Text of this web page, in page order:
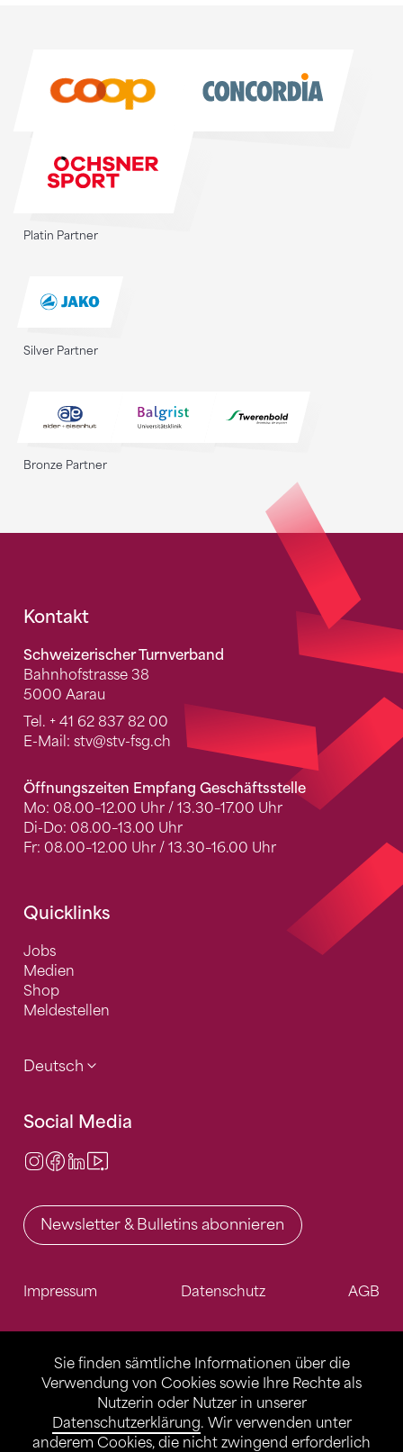
Sie finden sämtliche Informationen über die
Verwendung von Cookies sowie Ihre Rechte als
Nutzerin oder Nutzer in unserer
Datenschutzerklärung. Wir verwenden unter
anderem Cookies, die nicht zwingend erforderlich
Platin Partner
Silver Partner
Bronze Partner
Fusszeile
Kontakt
Schweizerischer Turnverband
Bahnhofstrasse 38
5000 Aarau
Tel. + 41 62 837 82 00
E-Mail: stv@stv-fsg.ch
Öffnungszeiten Empfang Geschäftsstelle
Mo: 08.00–12.00 Uhr / 13.30–17.00 Uhr
Di-Do: 08.00–13.00 Uhr
Fr: 08.00–12.00 Uhr / 13.30–16.00 Uhr
Quicklinks
Jobs
Medien
Shop
Meldestellen
Deutsch
Social Media
Instagram
Facebook
LinkedIn
Newsletter & Bulletins abonnieren
Impressum Datenschutz AGB